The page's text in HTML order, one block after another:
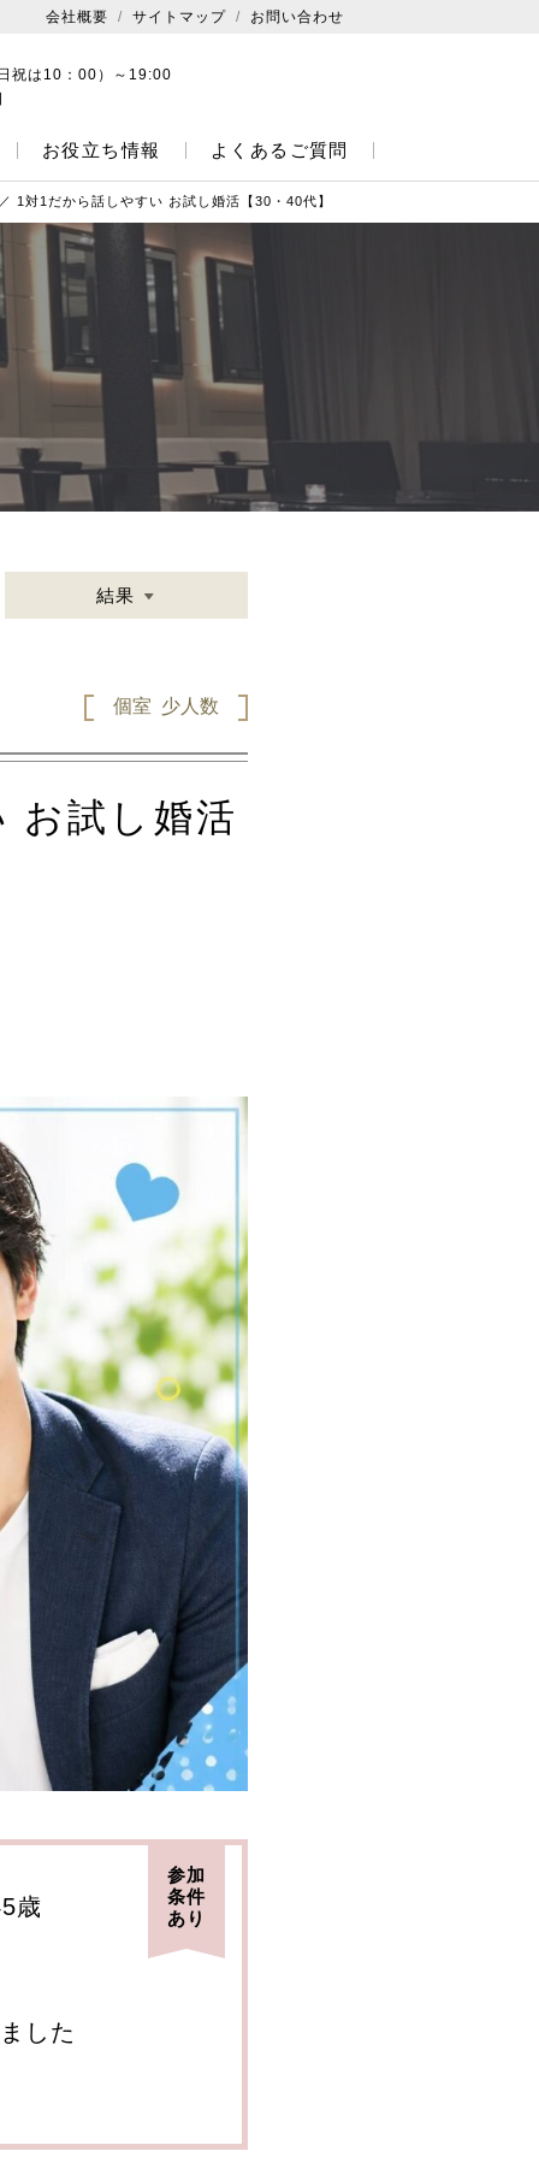
会社概要 サイトマップ お問い合わせ
祝は10：00）～19:00
お役立ち情報 よくあるご質問
1対1だから話しやすい お試し婚活【30・40代】
結果
個室 少人数
お試し婚活
歳
参加
条件
あり
した